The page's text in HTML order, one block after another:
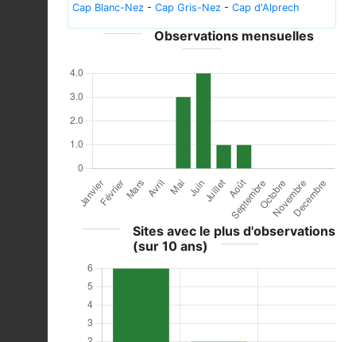
Cap Blanc-Nez - Cap Gris-Nez - Cap d'Alprech
Observations mensuelles
Sites avec le plus d'observations
(sur 10 ans)